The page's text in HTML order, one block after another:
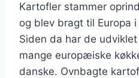
Kartofler stammer
og blev bragt til Europa
Siden da har de
mange europæiske
danske. Ovnbagte